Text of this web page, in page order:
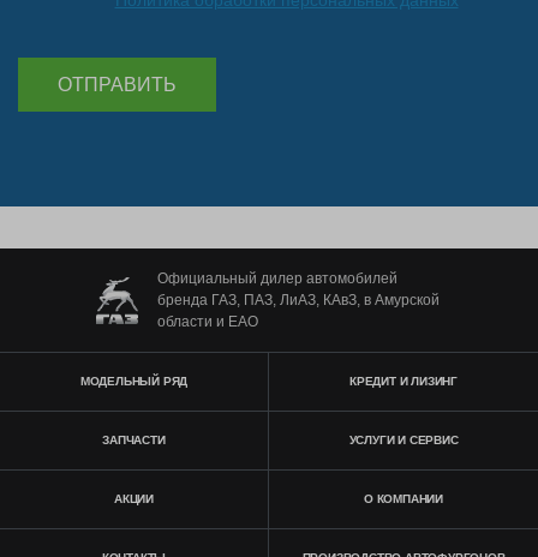
ОТПРАВИТЬ
Официальный дилер автомобилей
бренда ГАЗ, ПАЗ, ЛиАЗ, КАвЗ, в Амурской
области и ЕАО
МОДЕЛЬНЫЙ РЯД КРЕДИТ И ЛИЗИНГ
ЗАПЧАСТИ УСЛУГИ И СЕРВИС
АКЦИИ О КОМПАНИИ